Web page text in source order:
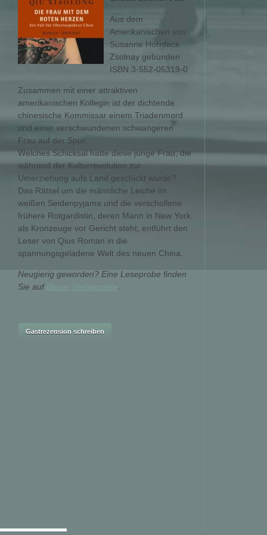
Aus dem
Amerikanischen von
Susanne Hornfeck
Zsolnay gebunden
ISBN 3-552-05319-0
Zusammen mit einer attraktiven
amerikanischen Kollegin ist der dichtende
chinesische Kommissar einem Triadenmord
und einer verschwundenen schwangeren
Frau auf der Spur.
Welches Schicksal hatte diese junge Frau, die
während der Kulturrevolution zur
Umerziehung aufs Land geschickt wurde?
Das Rätsel um die männliche Leiche im
weißen Seidenpyjama und die verschollene
frühere Rotgardistin, deren Mann in New York
als Kronzeuge vor Gericht steht, entführt den
Leser von Qius Roman in die
spannungsgeladene Welt des neuen China.
Neugierig geworden? Eine Leseprobe finden
Sie auf